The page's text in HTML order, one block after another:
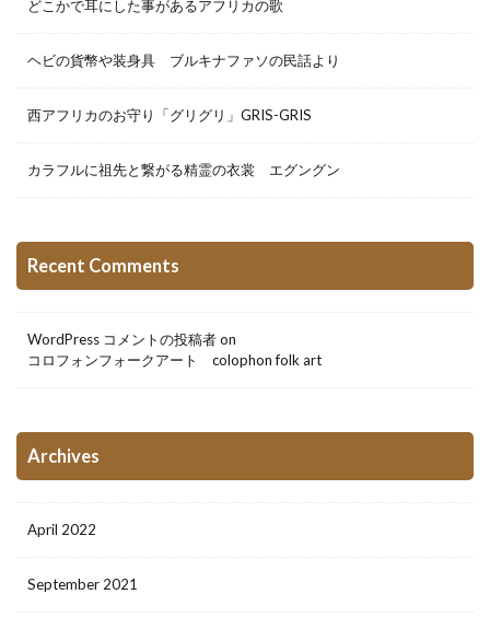
どこかで耳にした事があるアフリカの歌
ヘビの貨幣や装身具 ブルキナファソの民話より
西アフリカのお守り「グリグリ」GRIS-GRIS
カラフルに祖先と繋がる精霊の衣裳 エグングン
Recent Comments
WordPress コメントの投稿者on
コロフォンフォークアート colophon folk art
Archives
April 2022
September 2021